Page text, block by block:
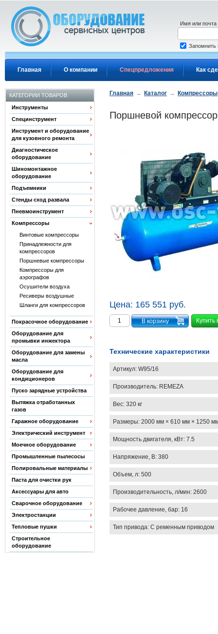
Главная О компании Спецпредложения Как
Имя или почта
Запомнить
КАТЕГОРИИ ТОВАРОВ
Инструменты
Специнструмент
Инструмент и оборудование
для кузовного ремонта
Диагностическое
оборудование
Шиномонтажное
оборудование
Подъемники
Стенды сход развала
Пневмоинструмент
Компрессоры
Винтовые компрессоры
Принадлежности для
компрессоров
Поршневые компрессоры
Компрессоры для
аэрографов
Осушители воздуха
Ресиверы воздушные
Шланги для компрессоров
Покрасочное оборудование
Оборудование для
промывки инжектора
Оборудование для замены
масла
Оборудование для
кондиционеров
Пуско зарядные устройства
Вытяжка отработанных
газов
Гаражное оборудование
Электрический инструмент
Моечное оборудование
Промышленные пылесосы
Полировальные материалы
Паста для очистки рук
Аксессуары для авто
Сварочное оборудование
Электростанции
Тепловые пушки
Строительное
оборудование
Главная → Каталог → Компрессоры
Поршневой
Цена: 165 551 руб.
Купить
Технические характеристики
Артикул: W95/16
Производитель: REMEZA
Вес: 320 кг
Размеры: 2000 мм × 610 мм × 1250
Мощность двигателя, кВт: 7.5
Напряжение, В: 380
Объем, л: 500
Производительность, л/мин: 2600
Рабочее давление, бар: 16
Тип привода: С ременным приводом